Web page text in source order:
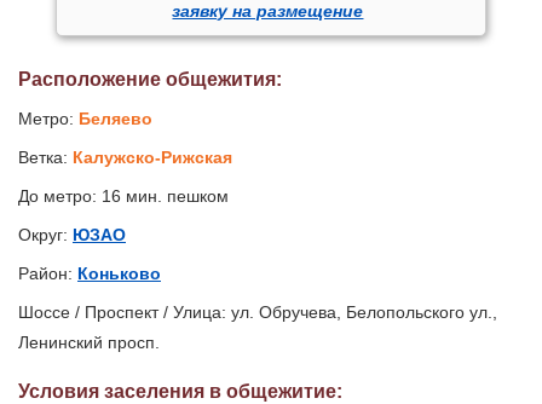
заявку на размещение
Расположение общежития:
Метро: Беляево
Ветка: Калужско-Рижская
До метро: 16 мин. пешком
Округ: ЮЗАО
Район: Коньково
Шоссе / Проспект / Улица: ул. Обручева, Белопольского ул.,
Ленинский просп.
Условия заселения в общежитие: